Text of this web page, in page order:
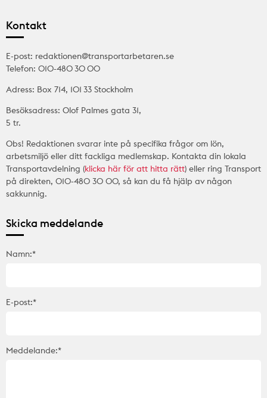
Kontakt
E-post: redaktionen@transportarbetaren.se
Telefon: 010-480 30 00
Adress: Box 714, 101 33 Stockholm
Besöksadress: Olof Palmes gata 31,
5 tr.
Obs! Redaktionen svarar inte på specifika frågor om lön,
arbetsmiljö eller ditt fackliga medlemskap. Kontakta din lokala
Transportavdelning (klicka här för att hitta rätt) eller ring Transport
på direkten, 010-480 30 00, så kan du få hjälp av någon
sakkunnig.
Skicka meddelande
Namn:*
E-post:*
Meddelande:*